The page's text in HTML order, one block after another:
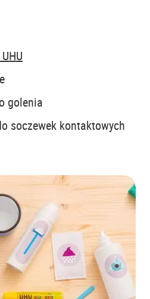
golenia
soczewek kontaktowych